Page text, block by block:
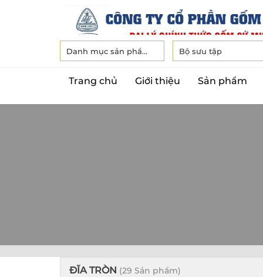
Trang chủ Giới thiệu Sản phẩm
Danh mục sản phẩm Bộ sưu tập
ĐĨA TRÒN (29 Sản phẩm)